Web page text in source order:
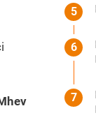
5
6
7